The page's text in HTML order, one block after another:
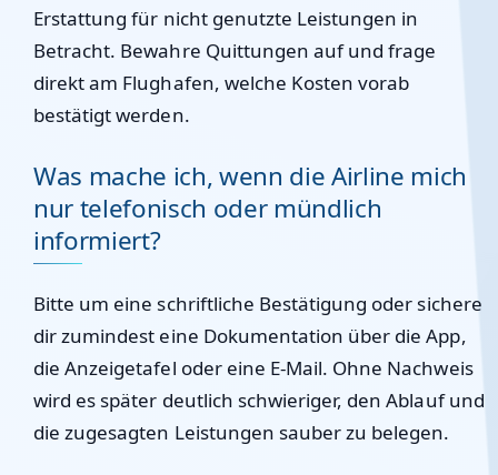
Erstattung für nicht genutzte Leistungen in
Betracht. Bewahre Quittungen auf und frage
direkt am Flughafen, welche Kosten vorab
bestätigt werden.
Was mache ich, wenn die Airline mich
nur telefonisch oder mündlich
informiert?
Bitte um eine schriftliche Bestätigung oder sichere
dir zumindest eine Dokumentation über die App,
die Anzeigetafel oder eine E-Mail. Ohne Nachweis
wird es später deutlich schwieriger, den Ablauf und
die zugesagten Leistungen sauber zu belegen.